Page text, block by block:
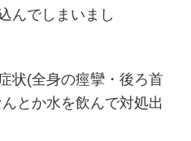
んでしまいまし
状(全身の痙攣・後ろ首
とか水を飲んで対処出